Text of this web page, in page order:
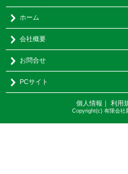
ホーム
会社概要
お問合せ
PCサイト
個人情報 ｜ 利用
Copyright(c) 有限会社